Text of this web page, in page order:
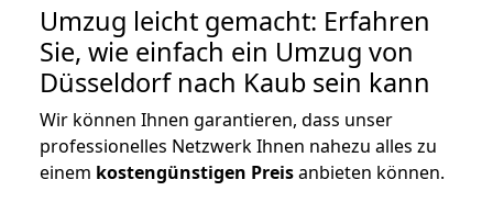
Umzug leicht gemacht: Erfahren
Sie, wie einfach ein Umzug von
Düsseldorf nach Kaub sein kann
Wir können Ihnen garantieren, dass unser
professionelles Netzwerk Ihnen nahezu alles zu
einem kostengünstigen Preisanbieten können.